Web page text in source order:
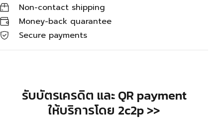
Non-contact shipping
Money-back quarantee
Secure payments
รับบัตรเครดิต และ QR payment
ให้บริการโดย 2c2p >>